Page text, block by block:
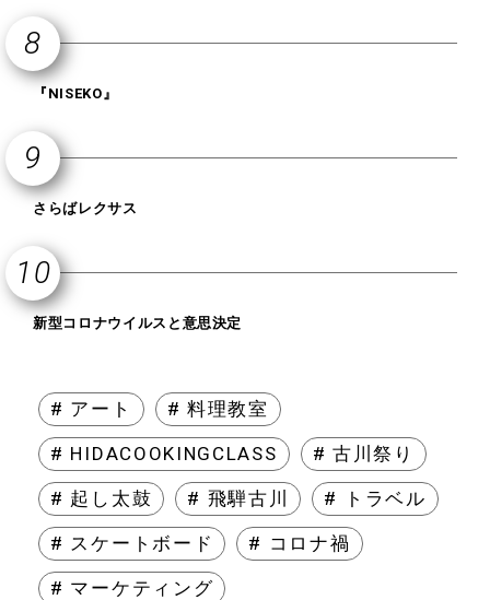
『NISEKO』
さらばレクサス
新型コロナウイルスと意思決定
# アート # 料理教室
# HIDACOOKINGCLASS # 古川祭り
# 起し太鼓 # 飛騨古川 # トラベル
# スケートボード # コロナ禍
# マーケティング